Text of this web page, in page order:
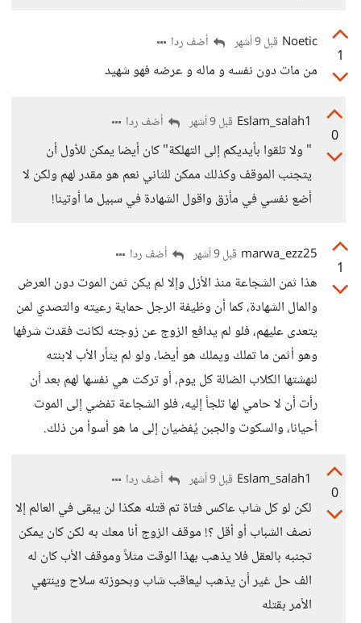
1
Noetic قبل 9 أشهر أضف ردا
من مات دون نفسه و ماله و عرضه فهو شهيد
0
Eslam_salah1 قبل 9 أشهر أضف ردا
" ولا تلقوا بأيديكم إلى التهلكة" كان أيضا يمكن للأول أن
يتجنب الموقف وكذلك ممكن للثاني نعم هو مقدر لهم ولكن لا
أضع نفسي في مأزق واقول الشهادة في سبيل ما أوتينا!
1
marwa_ezz25 قبل 9 أشهر أضف ردا
هذا ثمن الشجاعة منذ الأزل وإلا لم يكن ثمن الموت دون العرض
والمال الشهادة، كما أن وظيفة الرجل حماية رعيته والتصدي لمن
يتعدى عليهم، فلو لم يدافع الزوج عن زوجته لكانت فقدت شرفها
وهو أثمن ما تملك ويملك هو أيضا، ولو لم يثأر الأب لابنته
لنهشتها الكلاب الضالة كل يوم، أو تركت هي نفسها لهم بعد أن
رأت أن لا حامي لها تلجأ إليه، فلو الشجاعة تفضي إلى الموت
أحيانا، والسكوت والجبن يُفضيان إلى ما هو أسوأ من ذلك.
0
Eslam_salah1 قبل 9 أشهر أضف ردا
لكن لو كل شاب عاكس فتاة تم قتله هكذا لن يبقى في العالم إلا
نصف الشباب أو أقل ؟! موقف الزوج أنا معك به لكن كان يمكن
تجنبه بالعقل فلا يذهب بهذا الوقت مثلاً وموقف الأب كان له
الف حل غير أن يذهب ليعاقب شاب وبحوزته سلاح وينتهي
الأمر بقتله